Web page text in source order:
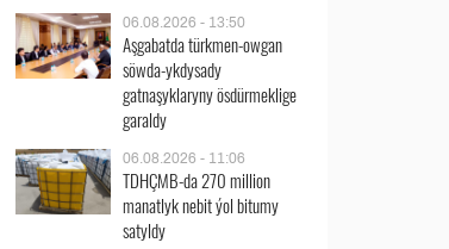
06.08.2026 - 13:50
Aşgabatda türkmen-owgan
söwda-ykdysady
gatnaşyklaryny ösdürmeklige
garaldy
06.08.2026 - 11:06
TDHÇMB-da 270 million
manatlyk nebit ýol bitumy
satyldy